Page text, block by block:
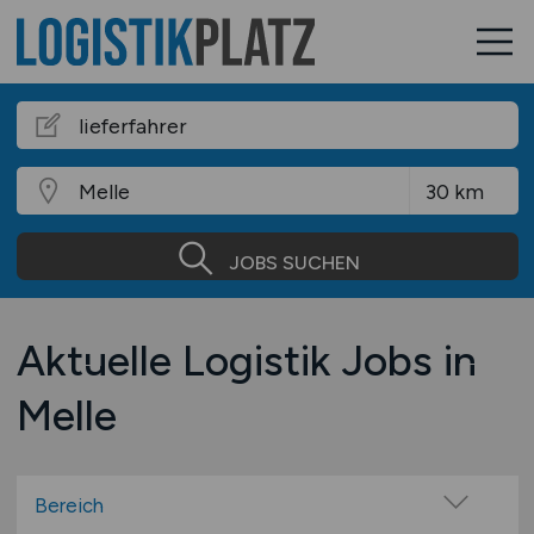
JOBS SUCHEN
Aktuelle Logistik Jobs in
Melle
Bereich